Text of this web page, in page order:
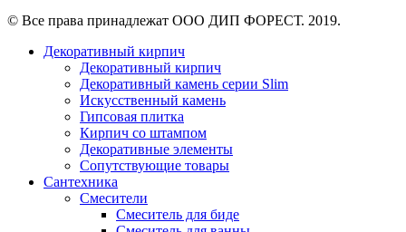
© Все права принадлежат ООО ДИП ФОРЕСТ. 2019.
Декоративный кирпич
Декоративный кирпич
Декоративный камень серии Slim
Искусственный камень
Гипсовая плитка
Кирпич со штампом
Декоративные элементы
Сопутствующие товары
Сантехника
Смесители
Смеситель для биде